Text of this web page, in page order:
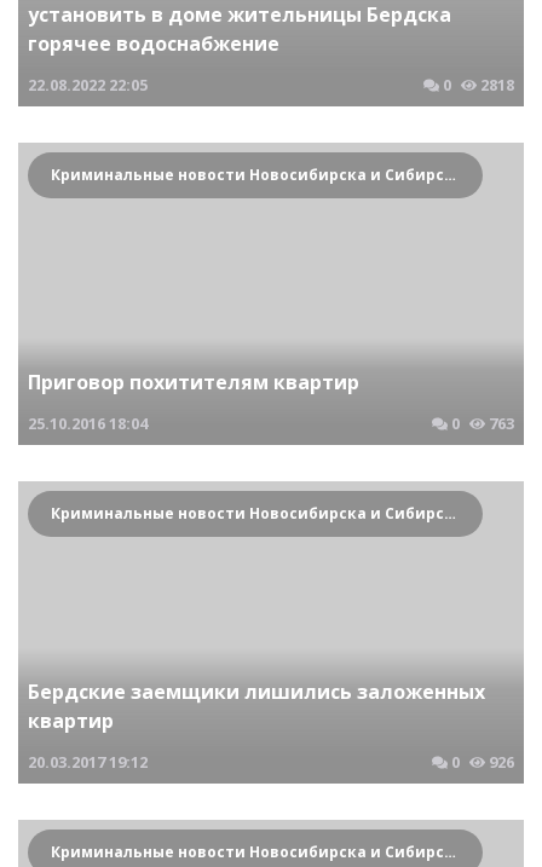
установить в доме жительницы Бердска
горячее водоснабжение
22.08.2022 22:05 0 2818
Криминальные новости Новосибирска и Сибирского региона
Приговор похитителям квартир
25.10.201618:04 0 763
Криминальные новости Новосибирска и Сибирского региона
Бердские заемщики лишились заложенных
квартир
20.03.201719:12 0 926
Криминальные новости Новосибирска и Сибирского региона